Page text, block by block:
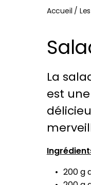
Accueil /
La
est
200 g